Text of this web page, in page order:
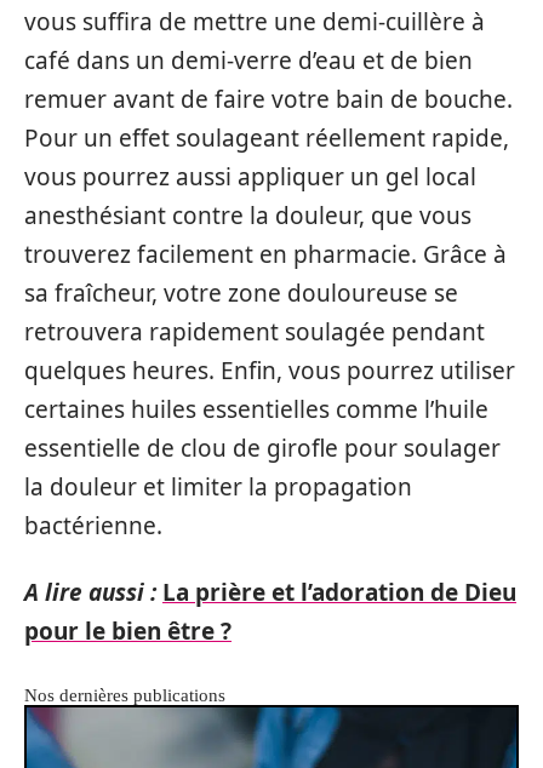
vous suffira de mettre une demi-cuillère à
café dans un demi-verre d’eau et de bien
remuer avant de faire votre bain de bouche.
Pour un effet soulageant réellement rapide,
vous pourrez aussi appliquer un gel local
anesthésiant contre la douleur, que vous
trouverez facilement en pharmacie. Grâce à
sa fraîcheur, votre zone douloureuse se
retrouvera rapidement soulagée pendant
quelques heures. Enfin, vous pourrez utiliser
certaines huiles essentielles comme l’huile
essentielle de clou de girofle pour soulager
la douleur et limiter la propagation
bactérienne.
A lire aussi : La prière et l’adoration de Dieu
pour le bien être ?
Nos dernières publications